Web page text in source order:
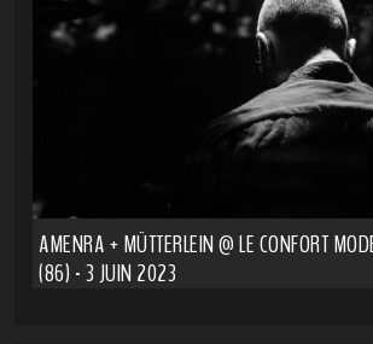
AMENRA + MÜTTERLEIN @ LE CONFORT
(86) - 3 JUIN 2023